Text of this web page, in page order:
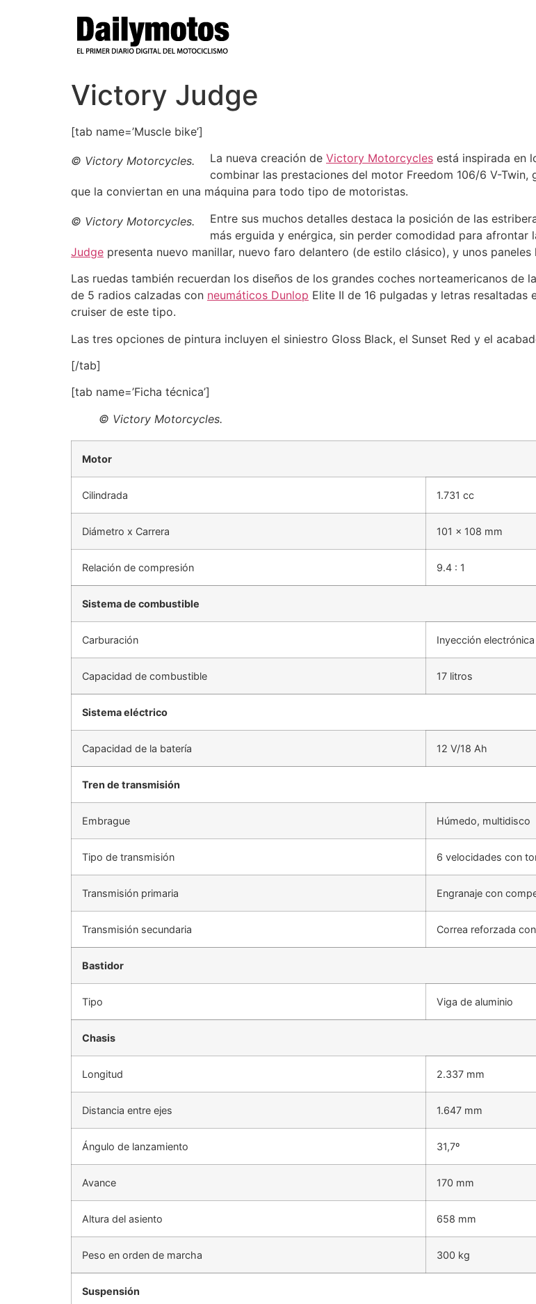
Victory Judge
[tab name=’Muscle bike’]
© Victory Motorcycles. La nueva creación de Victory Motorcycles está inspirada en
combinar las prestaciones del motor Freedom 106/6 V-
que la conviertan en una máquina para todo tipo de motoristas.
© Victory Motorcycles.
Entre sus muchos detalles destaca la posición de las
más erguida y enérgica, sin perder comodidad para afrontar
Judge presenta nuevo manillar, nuevo faro delantero (de estilo clásico), y unos
Las ruedas también recuerdan los diseños de los grandes coches norteamericanos de
de 5 radios calzadas con neumáticos Dunlop Elite II de 16 pulgadas y letras
cruiser de este tipo.
Las tres opciones de pintura incluyen el siniestro Gloss Black, el Sunset Red y el
[/tab]
[tab name=’Ficha técnica’]
© Victory Motorcycles.
Motor
Cilindrada 1.731 cc
Diámetro x Carrera 101 x 108 mm
Relación de compresión 9.4 : 1
Sistema de combustible
Carburación Inyección electrónica
Capacidad de combustible 17 litros
Sistema eléctrico
Capacidad de la batería 12 V/18 Ah
Tren de transmisión
Embrague Húmedo, multidisco
Tipo de transmisión 6 velocidades con
Transmisión primaria Engranaje con
Transmisión secundaria Correa reforzada
Bastidor
Tipo Viga de aluminio
Chasis
Longitud 2.337 mm
Distancia entre ejes 1.647 mm
Ángulo de lanzamiento 31,7º
Avance 170 mm
Altura del asiento 658 mm
Peso en orden de marcha 300 kg
Suspensión